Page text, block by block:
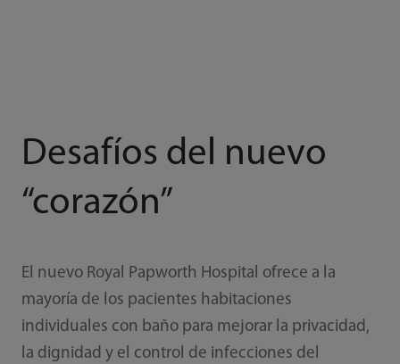
Desafíos del nuevo
“corazón”
El nuevo Royal Papworth Hospital ofrece a la
mayoría de los pacientes habitaciones
individuales con baño para mejorar la privacidad,
la dignidad y el control de infecciones del